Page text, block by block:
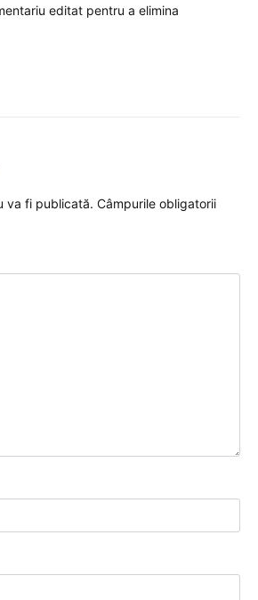
editat pentru a elimina
va fi publicată. Câmpurile obligatorii